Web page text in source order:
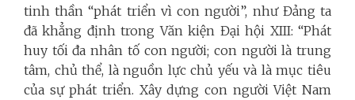
tinh thần “phát triển vì con người”, như Đảng ta
đã khẳng định trong Văn kiện Đại hội XIII: “Phát
huy tối đa nhân tố con người; con người là trung
tâm, chủ thể, là nguồn lực chủ yếu và là mục tiêu
của sự phát triển. Xây dựng con người Việt Nam